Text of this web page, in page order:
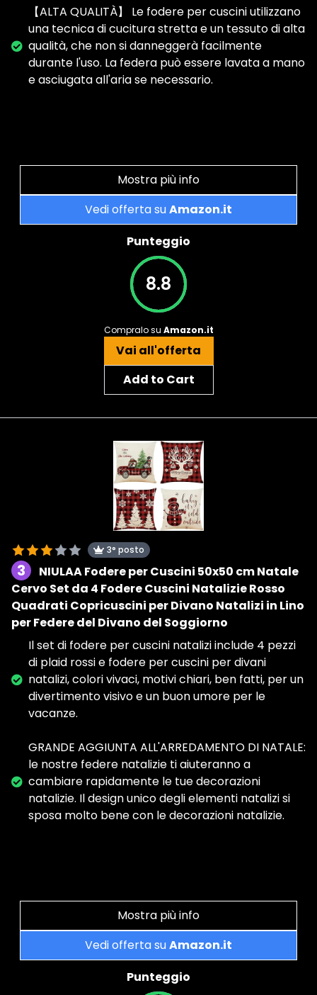
【ALTA QUALITÀ】 Le fodere per cuscini utilizzano
una tecnica di cucitura stretta e un tessuto di alta
qualità, che non si danneggerà facilmente
durante l'uso. La federa può essere lavata a mano
e asciugata all'aria se necessario.
Mostra più info
Vedi offerta suAmazon.it
Punteggio
8.8
Compralo su Amazon.it
Vai all'offerta
Add to Cart
3° posto
3
NIULAA Fodere per Cuscini 50x50 cm Natale
Cervo Set da 4 Fodere Cuscini Natalizie Rosso
Quadrati Copricuscini per Divano Natalizi in Lino
per Federe del Divano del Soggiorno
Il set di fodere per cuscini natalizi include 4 pezzi
di plaid rossi e fodere per cuscini per divani
natalizi, colori vivaci, motivi chiari, ben fatti, per un
divertimento visivo e un buon umore per le
vacanze.
GRANDE AGGIUNTA ALL'ARREDAMENTO DI NATALE:
le nostre federe natalizie ti aiuteranno a
cambiare rapidamente le tue decorazioni
natalizie. Il design unico degli elementi natalizi si
sposa molto bene con le decorazioni natalizie.
Mostra più info
Vedi offerta suAmazon.it
Punteggio